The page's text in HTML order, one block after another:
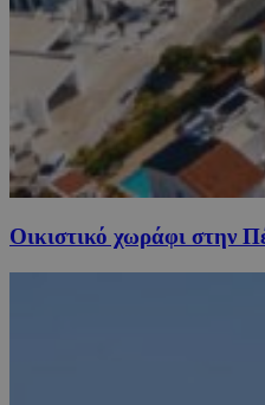
Οικιστικό χωράφι στην